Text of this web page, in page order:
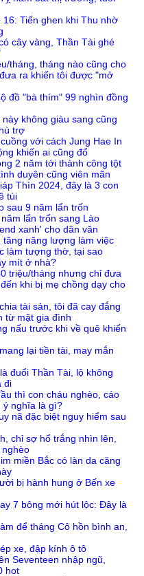
Tiến ghen khi Thu nhờ
cây vàng, Thần Tài ghé
tháng, tháng nào cũng cho
ra khiến tôi được "mở
đồ "bà thím" 99 nghìn đồng
không giàu sang cũng
trợ
với cách Jung Hae In
khiến ai cũng đổ
2 năm tới thành công tột
duyên cũng viên mãn
Thìn 2024, đây là 3 con
túi
sau 9 năm lẩn trốn
lẩn trốn sang Lào
xanh' cho dân văn
năng lượng làm việc
làm tượng thờ, tại sao
mít ở nhà?
triệu/tháng nhưng chỉ đưa
khi bị mẹ chồng dạy cho
tài sản, tôi đã cay đắng
từ mặt gia đình
nấu trước khi về quê khiến
lại tiền tài, may mắn
đuổi Thần Tài, lộ không
đi
thì con cháu nghèo, cáo
ý nghĩa là gì?
nã đặc biệt nguy hiểm sau
chỉ sợ hổ trắng nhìn lên,
miền Bắc có làn da căng
bị hành hung ở Bến xe
7 bông mới hút lộc: Đây là
để tháng Cô hồn bình an,
xe, đập kính ô tô
Seventeen nhập ngũ,
hot